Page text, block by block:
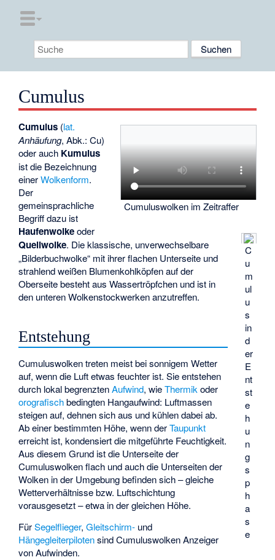
Cumulus
Cumuluswolken im Zeitraffer
C
u
m
ul
u
s
in
d
er
E
nt
st
e
h
u
n
g
s
p
h
a
s
e
Cumulus (lat.
Anhäufung, Abk.: Cu)
oder auch Kumulus
ist die Bezeichnung
einerWolkenform.
Der
gemeinsprachliche
Begriff dazu ist
Haufenwolkeoder
Quellwolke. Die klassische, unverwechselbare
„Bilderbuchwolke“ mit ihrer flachen Unterseite und
strahlend weißen Blumenkohlköpfen auf der
Oberseite besteht aus Wassertröpfchen und ist in
den unteren Wolkenstockwerken anzutreffen.
Entstehung
Cumuluswolken treten meist bei sonnigem Wetter
auf, wenn die Luft etwas feuchter ist. Sie entstehen
durch lokal begrenztenAufwind, wieThermik oder
orografischbedingten Hangaufwind: Luftmassen
steigen auf, dehnen sich aus und kühlen dabei ab.
Ab einer bestimmten Höhe, wenn derTaupunkt
erreicht ist, kondensiert die mitgeführte Feuchtigkeit.
Aus diesem Grund ist die Unterseite der
Cumuluswolken flach und auch die Unterseiten der
Wolken in der Umgebung befinden sich – gleiche
Wetterverhältnisse bzw. Luftschichtung
vorausgesetzt – etwa in der gleichen Höhe.
FürSegelflieger,Gleitschirm- und
Hängegleiterpilotensind Cumuluswolken Anzeiger
von Aufwinden.